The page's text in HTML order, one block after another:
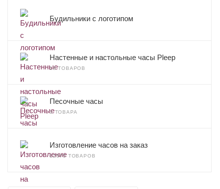
Будильники с логотипом
Настенные и настольные часы Pleep
18 ТОВАРОВ
Песочные часы
3 ТОВАРА
Изготовление часов на заказ
12575 ТОВАРОВ